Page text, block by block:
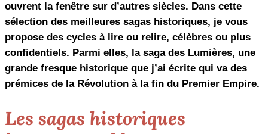
ouvrent la fenêtre sur d’autres siècles. Dans cette
sélection des meilleures sagas historiques, je vous
propose des cycles à lire ou relire, célèbres ou plus
confidentiels. Parmi elles, la saga des Lumières, une
grande fresque historique que j’ai écrite qui va des
prémices de la Révolution à la fin du Premier Empire.
Les sagas historiques